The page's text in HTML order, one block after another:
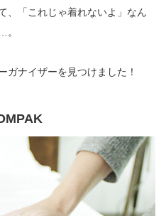
、「これじゃ着れないよ」なん
。
ガナイザーを見つけました！